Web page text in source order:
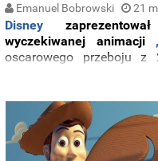
Emanuel Bobrowski 21
Disney
wyczekiwanej animacji
oscarowego przebojuz